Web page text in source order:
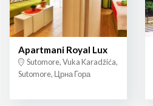
Apartmani Royal Lux
Sutomore, Vuka Karadžića,
Sutomore, Црна Гора